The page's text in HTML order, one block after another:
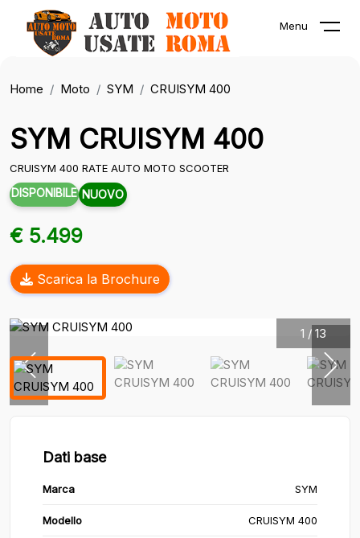
Menu
Home Moto SYM CRUISYM 400
SYM CRUISYM 400
CRUISYM 400 RATE AUTO MOTO SCOOTER
DISPONIBILE NUOVO
€ 5.499
Scarica la Brochure
1 / 13
Dati base
Marca SYM
Modello CRUISYM 400